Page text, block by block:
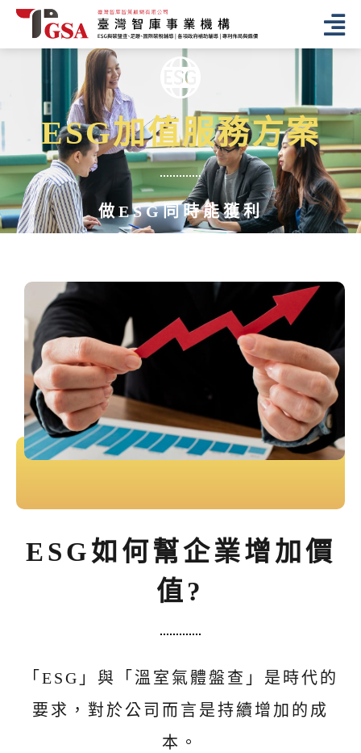
ESG加值服務方案
做ESG同時能獲利
ESG如何幫企業增加價
值?
「ESG」與「溫室氣體盤查」是時代的
要求，對於公司而言是持續增加的成
本。